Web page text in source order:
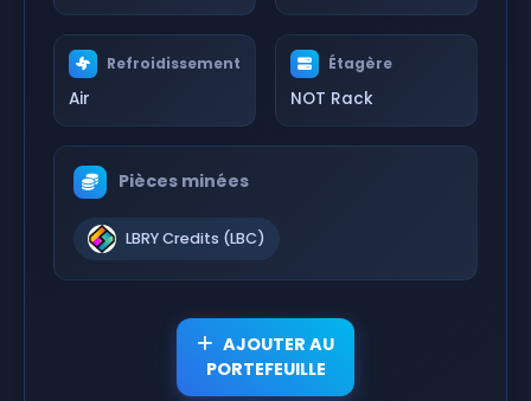
Refroidissement
Air
Étagère
NOT Rack
Pièces minées
LBRY Credits (LBC)
AJOUTER AU
PORTEFEUILLE